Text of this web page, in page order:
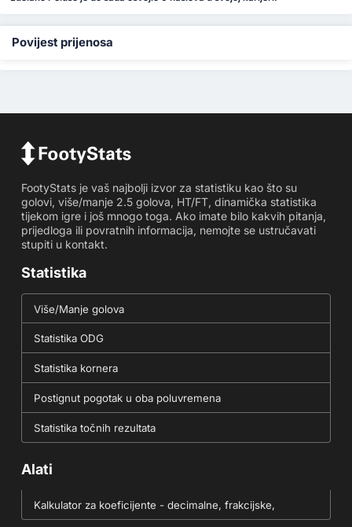
Povijest prijenosa
FootyStats je vaš najbolji izvor za statistiku kao što su
golovi, više/manje 2.5 golova, HT/FT, dinamička statistika
tijekom igre i još mnogo toga. Ako imate bilo kakvih pitanja,
prijedloga ili povratnih informacija, nemojte se ustručavati
stupiti u kontakt.
Statistika
Više/Manje golova
Statistika ODG
Statistika kornera
Postignut pogotak u oba poluvremena
Statistika točnih rezultata
Alati
Kalkulator za koeficijente - decimalne, frakcijske,